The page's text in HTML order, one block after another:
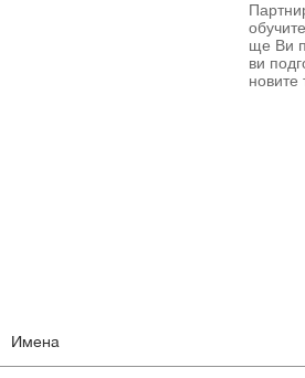
ще Ви
ви
новите